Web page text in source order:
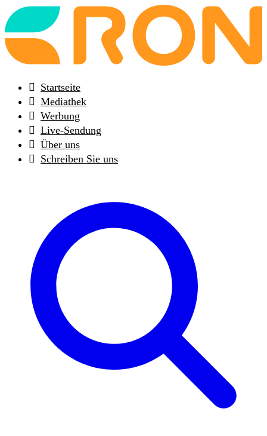
Back
to
frontpage
Startseite
Mediathek
Werbung
Live-Sendung
Über uns
Schreiben Sie uns